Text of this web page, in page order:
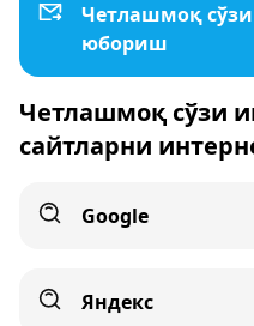
Четлашмоқ
юбориш
Четлашмоқ сўзи
сайтларни
Google
Яндекс